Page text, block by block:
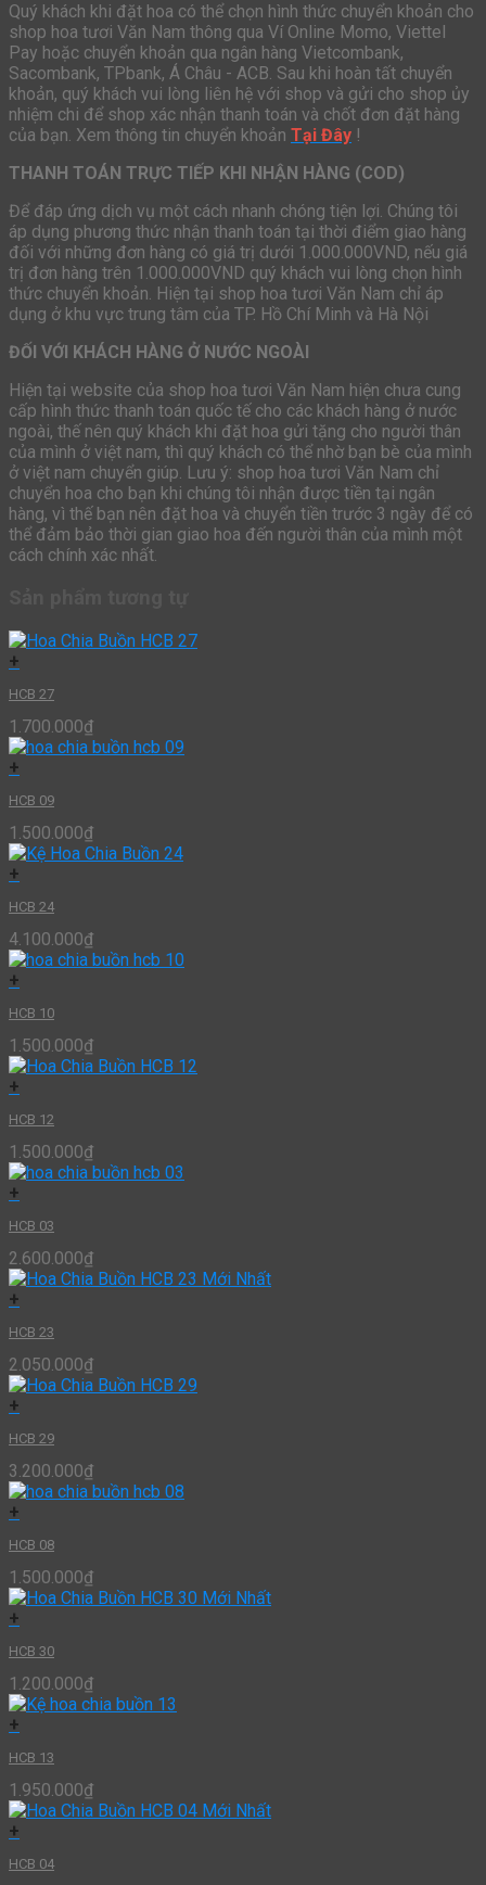
Quý khách khi đặt hoa có thể chọn hình thức chuyển khoản cho
shop hoa tươi Văn Nam thông qua Ví Online Momo, Viettel
Pay hoặc chuyển khoản qua ngân hàng Vietcombank,
Sacombank, TPbank, Á Châu - ACB. Sau khi hoàn tất chuyển
khoản, quý khách vui lòng liên hệ với shop và gửi cho shop ủy
nhiệm chi để shop xác nhận thanh toán và chốt đơn đặt hàng
của bạn. Xem thông tin chuyển khoản Tại Đây !
THANH TOÁN TRỰC TIẾP KHI NHẬN HÀNG (COD)
Để đáp ứng dịch vụ một cách nhanh chóng tiện lợi. Chúng tôi
áp dụng phương thức nhận thanh toán tại thời điểm giao hàng
đối với những đơn hàng có giá trị dưới 1.000.000VND, nếu giá
trị đơn hàng trên 1.000.000VND quý khách vui lòng chọn hình
thức chuyển khoản. Hiện tại shop hoa tươi Văn Nam chỉ áp
dụng ở khu vực trung tâm của TP. Hồ Chí Minh và Hà Nội
ĐỐI VỚI KHÁCH HÀNG Ở NƯỚC NGOÀI
Hiện tại website của shop hoa tươi Văn Nam hiện chưa cung
cấp hình thức thanh toán quốc tế cho các khách hàng ở nước
ngoài, thế nên quý khách khi đặt hoa gửi tặng cho người thân
của mình ở việt nam, thì quý khách có thể nhờ bạn bè của mình
ở việt nam chuyển giúp. Lưu ý: shop hoa tươi Văn Nam chỉ
chuyển hoa cho bạn khi chúng tôi nhận được tiền tại ngân
hàng, vì thế bạn nên đặt hoa và chuyển tiền trước 3 ngày để có
thể đảm bảo thời gian giao hoa đến người thân của mình một
cách chính xác nhất.
+
HCB 27
1.700.000₫
+
HCB 09
1.500.000₫
+
HCB 24
4.100.000₫
+
HCB 10
1.500.000₫
+
HCB 12
1.500.000₫
+
HCB 03
2.600.000₫
+
HCB 23
2.050.000₫
+
HCB 29
3.200.000₫
+
HCB 08
1.500.000₫
+
HCB 30
1.200.000₫
+
HCB 13
1.950.000₫
+
HCB 04